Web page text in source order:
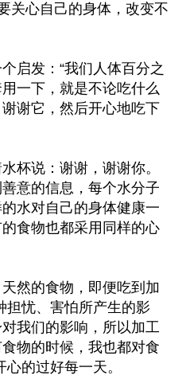
关心自己的身体，改变不
启发：“我们人体百分之
一下，就是不论吃什么
谢它，然后开心地吃下
杯说：谢谢，谢谢你。
意的信息，每个水分子
水对自己的身体健康一
食物也都采用同样的心
然的食物，即便吃到加
担忧、害怕所产生的影
我们的影响，所以加工
物的时候，我也都对食
的过好每一天。